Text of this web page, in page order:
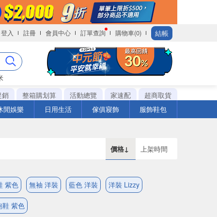
登入 註冊 會員中心 訂單查詢 購物車(0) 結帳
銷
整箱購划算 活動總覽 家速配
超商取貨
閒娛樂
日用生活 傢俱寢飾 服飾鞋包
價格↓ 上架時間
紫色 無袖 洋裝 藍色 洋裝 洋裝 Lizzy
鞋 紫色